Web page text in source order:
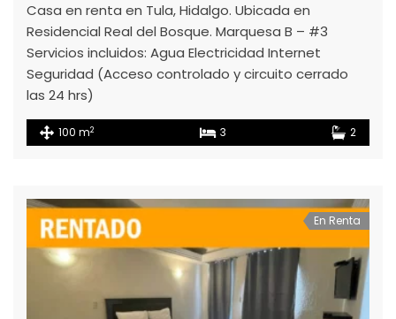
Casa en renta en Tula, Hidalgo. Ubicada en
Residencial Real del Bosque. Marquesa B – #3
Servicios incluidos: Agua Electricidad Internet
Seguridad (Acceso controlado y circuito cerrado
las 24 hrs)
100 m2 3 2
En Renta